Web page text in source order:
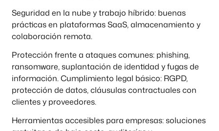
Seguridad en la nube y trabajo híbrido: buenas
prácticas en plataformas SaaS, almacenamiento y
colaboración remota.
Protección frente a ataques comunes: phishing,
ransomware, suplantación de identidad y fugas de
información. Cumplimiento legal básico: RGPD,
protección de datos, cláusulas contractuales con
clientes y proveedores.
Herramientas accesibles para empresas: soluciones